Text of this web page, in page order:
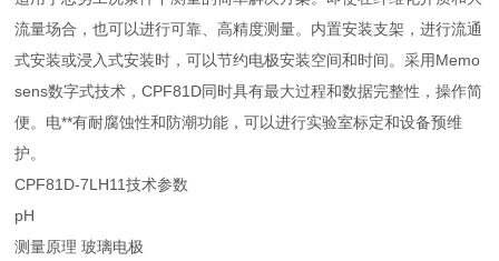
流量场合，也可以进行可靠、高精度测量。内置安装支架，进行流通
式安装或浸入式安装时，可以节约电极安装空间和时间。采用Memo
sens数字式技术，CPF81D同时具有最大过程和数据完整性，操作简
便。电**有耐腐蚀性和防潮功能，可以进行实验室标定和设备预维
护。
CPF81D-7LH11技术参数
pH
测量原理 玻璃电极